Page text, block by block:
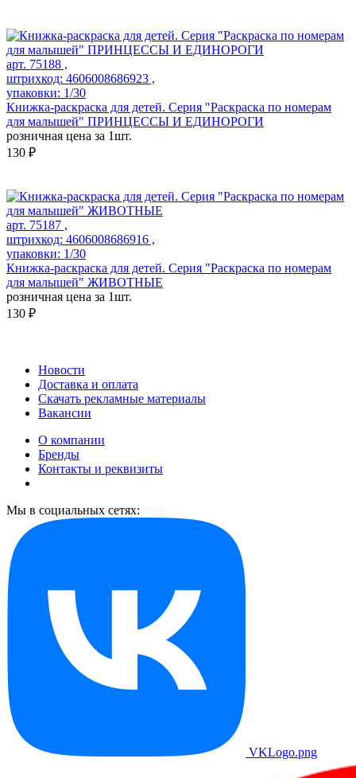
арт. 75188 ,
штрихкод: 4606008686923 ,
упаковки: 1/30
Книжка-раскраска для детей. Серия "Раскраска по номерам
для малышей" ПРИНЦЕССЫ И ЕДИНОРОГИ
розничная цена за 1шт.
130 ₽
арт. 75187 ,
штрихкод: 4606008686916 ,
упаковки: 1/30
Книжка-раскраска для детей. Серия "Раскраска по номерам
для малышей" ЖИВОТНЫЕ
розничная цена за 1шт.
130 ₽
Новости
Доставка и оплата
Скачать рекламные материалы
Вакансии
О компании
Бренды
Контакты и реквизиты
Мы в социальных сетях:
VKLogo.png